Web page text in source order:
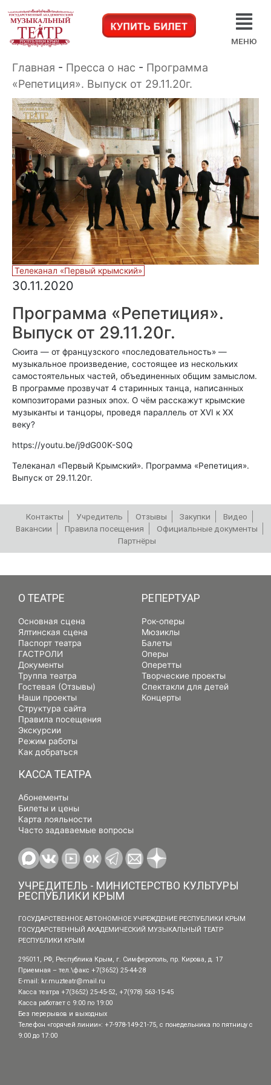
МЕНЮ
Главная - Пресса о нас - Программа
«Репетиция». Выпуск от 29.11.20г.
Телеканал «Первый крымский»
30.11.2020
Программа «Репетиция».
Выпуск от 29.11.20г.
Сюита — от французского «последовательность» —
музыкальное произведение, состоящее из нескольких
самостоятельных частей, объединенных общим замыслом.
В программе прозвучат 4 старинных танца, написанных
композиторами разных эпох. О чём расскажут крымские
музыканты и танцоры, проведя параллель от XVI к XX
веку?
https://youtu.be/j9dG00K-S0Q
Телеканал «Первый Крымский». Программа «Репетиция».
Выпуск от 29.11.20г.
Контакты Учредитель Отзывы Закупки
Видео
Вакансии
Правила посещения
Официальные документы
Партнёры
О ТЕАТРЕ
Основная сцена
Ялтинская сцена
Паспорт театра
ГАСТРОЛИ
Документы
Труппа театра
Гостевая (Отзывы)
Наши проекты
Структура сайта
Правила посещения
Экскурсии
Режим работы
Как добраться
РЕПЕРТУАР
Рок-оперы
Мюзиклы
Балеты
Оперы
Оперетты
Творческие проекты
Спектакли для детей
Концерты
КАССА ТЕАТРА
Абонементы
Билеты и цены
Карта лояльности
Часто задаваемые вопросы
УЧРЕДИТЕЛЬ - МИНИСТЕРСТВО КУЛЬТУРЫ
РЕСПУБЛИКИ КРЫМ
ГОСУДАРСТВЕННОЕ АВТОНОМНОЕ УЧРЕЖДЕНИЕ РЕСПУБЛИКИ КРЫМ
ГОСУДАРСТВЕННЫЙ АКАДЕМИЧЕСКИЙ МУЗЫКАЛЬНЫЙ ТЕАТР
РЕСПУБЛИКИ КРЫМ
295011, РФ, Республика Крым, г. Симферополь, пр. Кирова, д. 17
Приемная – тел.\факс +7(3652) 25-44-28
E-mail: kr.muzteatr@mail.ru
Касса театра +7(3652) 25-45-52, +7(978) 563-15-45
Касса работает с 9:00 по 19:00
Без перерывов и выходных
Телефон «горячей линии»: +7-978-149-21-75, с понедельника по пятницу с
9:00 до 17:00